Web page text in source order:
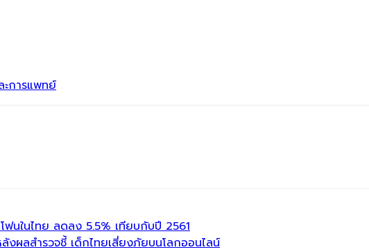
การแพทย์
ฟนในไทย ลดลง 5.5% เทียบกับปี 2561
งผลสำรวจชี้ เด็กไทยเสี่ยงภัยบนโลกออนไลน์